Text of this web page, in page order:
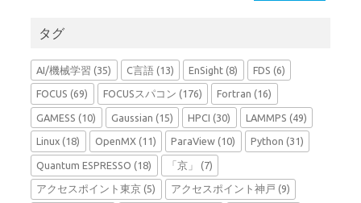
タグ
AI/機械学習 (35) C言語(13) EnSight (8) FDS (6)
FOCUS (69) FOCUSスパコン (176) Fortran (16)
GAMESS (10) Gaussian (15) HPCI (30) LAMMPS (49)
Linux (18) OpenMX(11) ParaView (10) Python (31)
Quantum ESPRESSO (18) 「京」 (7)
アクセスポイント東京 (5) アクセスポイント神戸 (9)